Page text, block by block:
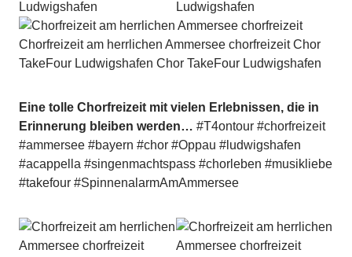
Eine tolle Chorfreizeit mit vielen Erlebnissen, die in
Erinnerung bleiben werden… #T4ontour #chorfreizeit
#ammersee #bayern #chor #Oppau #ludwigshafen
#acappella #singenmachtspass #chorleben #musikliebe
#takefour #SpinnenalarmAmAmmersee